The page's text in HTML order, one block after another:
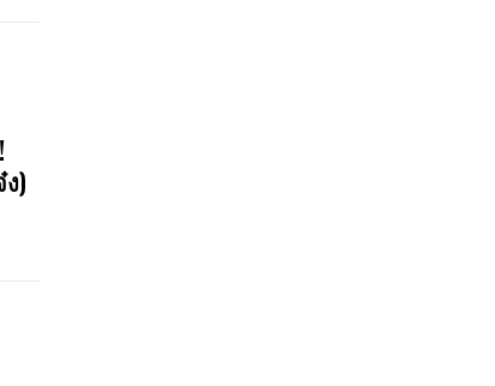
)